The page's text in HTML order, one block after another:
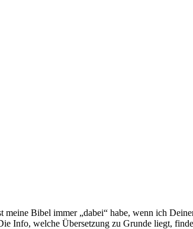
meine Bibel immer „dabei“ habe, wenn ich
Info, welche Übersetzung zu Grunde liegt,